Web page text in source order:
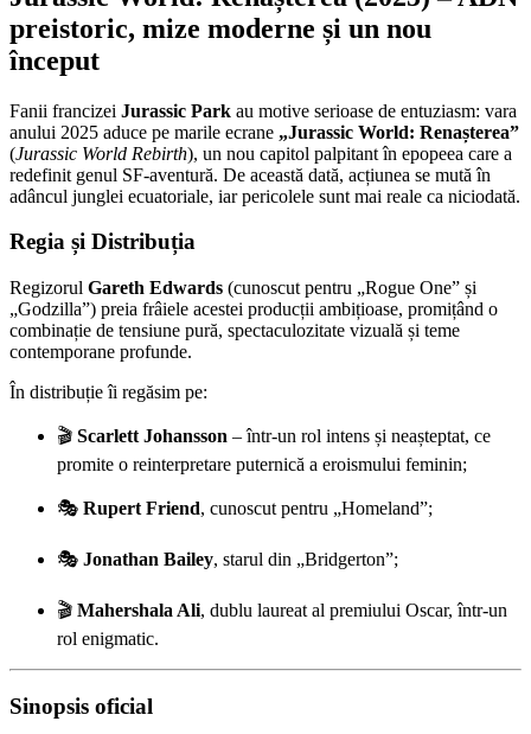
Un
Nou
Exploziv
în
Lumea
Dinozaurilor
preistoric, mize moderne și un nou
început
Fanii francizei Jurassic Park au motive serioase de entuziasm: vara
anului 2025 aduce pe marile ecrane „Jurassic World: Renașterea”
(Jurassic World Rebirth), un nou capitol palpitant în epopeea care a
redefinit genul SF-aventură. De această dată, acțiunea se mută în
adâncul junglei ecuatoriale, iar pericolele sunt mai reale ca niciodată.
Regia și Distribuția
Regizorul Gareth Edwards (cunoscut pentru „Rogue One” și
„Godzilla”) preia frâiele acestei producții ambițioase, promițând o
combinație de tensiune pură, spectaculozitate vizuală și teme
contemporane profunde.
În distribuție îi regăsim pe:
🎬 Scarlett Johansson – într-un rol intens și neașteptat, ce
promite o reinterpretare puternică a eroismului feminin;
🎭 Rupert Friend, cunoscut pentru „Homeland”;
🎭 Jonathan Bailey, starul din „Bridgerton”;
🎬 Mahershala Ali, dublu laureat al premiului Oscar, într-un
rol enigmatic.
Sinopsis oficial